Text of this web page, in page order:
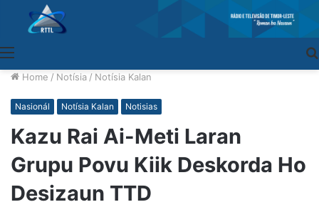
Home / Notísia / Notísia Kalan
Nasionál Notísia Kalan Notisias
Kazu Rai Ai-Meti Laran
Grupu Povu Kiik Deskorda Ho
Desizaun TTD